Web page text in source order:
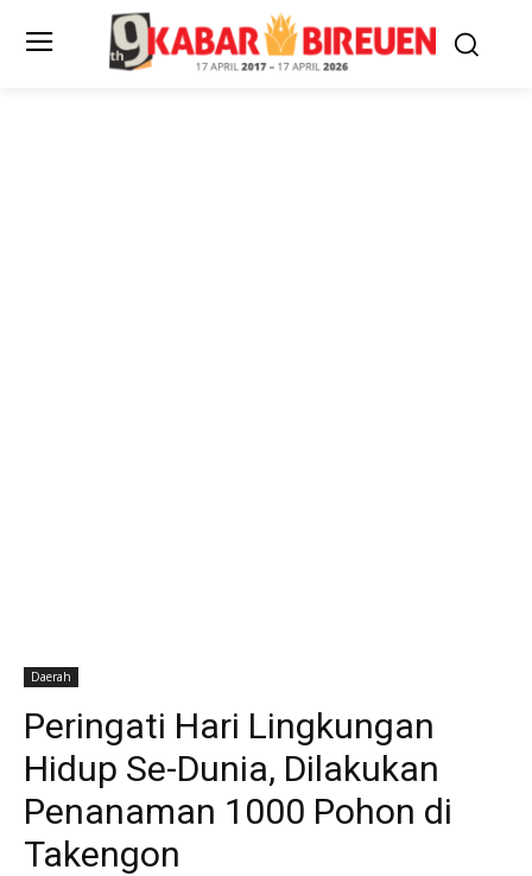
Daerah
Peringati Hari Lingkungan
Hidup Se-Dunia, Dilakukan
Penanaman 1000 Pohon di
Takengon